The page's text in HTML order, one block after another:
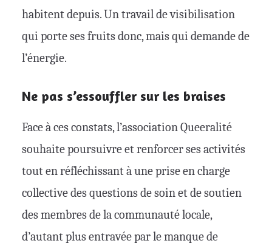
habitent depuis. Un travail de visibilisation
qui porte ses fruits donc, mais qui demande de
l’énergie.
Ne pas s’essouffler sur les braises
Face à ces constats, l’association Queeralité
souhaite poursuivre et renforcer ses activités
tout en réfléchissant à une prise en charge
collective des questions de soin et de soutien
des membres de la communauté locale,
d’autant plus entravée par le manque de